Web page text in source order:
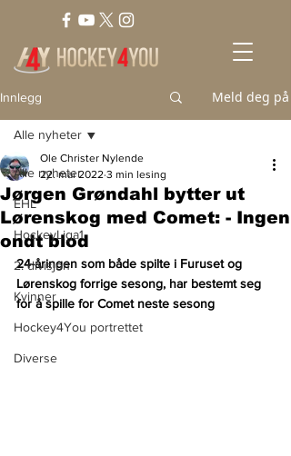
Innlegg Meld deg på
Alle nyheter
EHL
HockeyLiga1
2. divisjon
Kvinner
Hockey4You portrettet
Diverse
Alle nyheter
Jørgen Grøndahl bytter ut
Lørenskog med Comet: - Ingen
ondt blod
Ole Christer Nylende
22. mai 2022 3 min lesing
24-åringen som både spilte i Furuset og
Lørenskog forrige sesong, har bestemt seg
for å spille for Comet neste sesong